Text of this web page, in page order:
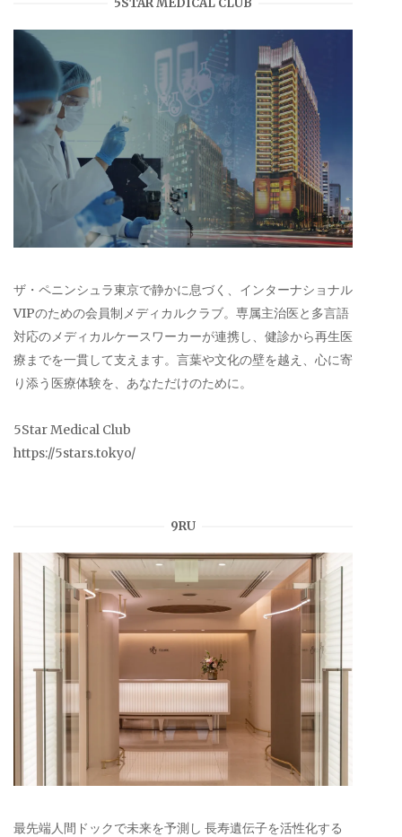
5STAR MEDICAL CLUB
ザ・ペニンシュラ東京で静かに息づく、インターナショナル
VIPのための会員制メディカルクラブ。専属主治医と多言語
対応のメディカルケースワーカーが連携し、健診から再生医
療までを一貫して支えます。言葉や文化の壁を越え、心に寄
り添う医療体験を、あなただけのために。
5Star Medical Club
https://5stars.tokyo/
9RU
最先端人間ドックで未来を予測し 長寿遺伝子を活性化する